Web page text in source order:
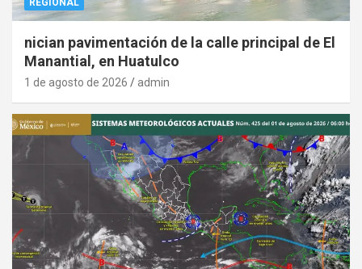
REGIONAL
nician pavimentación de la calle principal de El
Manantial, en Huatulco
1 de agosto de 2026 admin